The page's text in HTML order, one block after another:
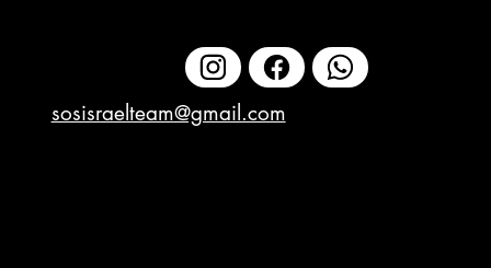
sosisraelteam@gmail.com